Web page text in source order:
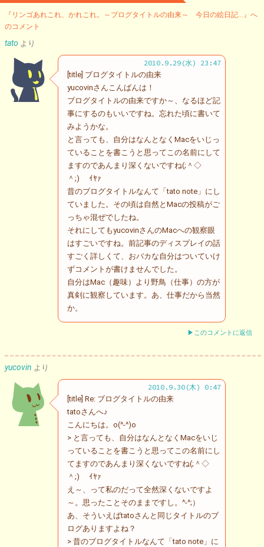
『リンゴあれこれ、かれこれ。～ブログタイトルの由来～ 今日の絵日記…』へ
のコメント
tato より
2010.9.29(水) 23:47
[title] ブログタイトルの由来
yucovinさんこんばんは！
ブログタイトルの由来ですか～、なるほど記
事にするのもいいですね。忘れた頃に書いて
みようかな。
と言っても、自分はなんとなくMacをいじっ
ていることを書こうと思ってこの名前にして
ますのであんまり深くないですね(;＾◇
＾;)ゝ ｲﾔｧ
昔のブログタイトルなんて「tato note」にし
ていました。その頃は自然とMacの投稿がご
っちゃ混ぜでしたね。
それにしてもyucovinさんのMacへの観察眼
はすごいですね。前記事のディスプレイの話
すごく詳しくて、おバカな自分はついていけ
ずコメントが書けませんでした。
自分はMac（趣味）より野鳥（仕事）の方が
真剣に観察しています。あ、仕事だから当然
か。
▶このコメントに返信
yucovin より
2010.9.30(木) 0:47
[title] Re: ブログタイトルの由来
tatoさんへ♪
こんにちは。o(^-^)o
> と言っても、自分はなんとなくMacをいじ
っていることを書こうと思ってこの名前にし
てますのであんまり深くないですね(;＾◇
＾;)ゝ ｲﾔｧ
え～、って私のだって全然深くないですよ
～。思ったことそのままですし。^-^;）
あ、そういえばtatoさんと同じタイトルのブ
ログありますよね？
> 昔のブログタイトルなんて「tato note」に